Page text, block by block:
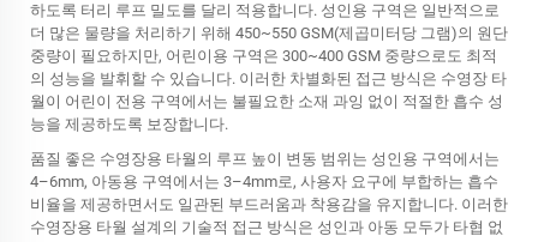
하도록 터리 루프 밀도를 달리 적용합니다. 성인용 구역은 일반적으로
더 많은 물량을 처리하기 위해 450~550 GSM(제곱미터당 그램)의 원단
중량이 필요하지만, 어린이용 구역은 300~400 GSM 중량으로도 최적
의 성능을 발휘할 수 있습니다. 이러한 차별화된 접근 방식은 수영장 타
월이 어린이 전용 구역에서는 불필요한 소재 과잉 없이 적절한 흡수 성
능을 제공하도록 보장합니다.
품질 좋은 수영장용 타월의 루프 높이 변동 범위는 성인용 구역에서는
4–6mm, 아동용 구역에서는 3–4mm로, 사용자 요구에 부합하는 흡수
비율을 제공하면서도 일관된 부드러움과 착용감을 유지합니다. 이러한
수영장용 타월 설계의 기술적 접근 방식은 성인과 아동 모두가 타협 없